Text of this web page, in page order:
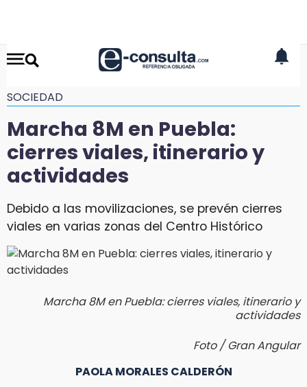
SOCIEDAD
Marcha 8M en Puebla:
cierres viales, itinerario y
actividades
Debido a las movilizaciones, se prevén cierres
viales en varias zonas del Centro Histórico
Marcha 8M en Puebla: cierres viales, itinerario y
actividades
Foto / Gran Angular
PAOLA MORALES CALDERÓN